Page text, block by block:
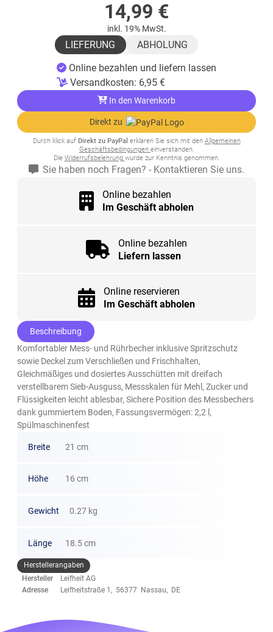
14,99 €
inkl. 19% MwSt.
LIEFERUNG ABHOLUNG
Online bezahlen und liefern lassen
Versandkosten: 6,95 €
In den Warenkorb
Direkt zu
Durch klick auf Direkt zu PayPal erklären Sie sich mit den Allgemeinen
Geschäftsbedingungen einverstanden.
Die Widerrufsbelehrung wurde zur Kenntnis genommen.
Sie haben noch Fragen? - Kontaktieren Sie uns.
Online bezahlen
Im Geschäft abholen
Online bezahlen
Liefern lassen
Online reservieren
Im Geschäft abholen
Beschreibung
Komfortabler Mess- und Rührbecher inklusive Spritzschutz
sowie Deckel zum Verschließen und Frischhalten,
Gleichmäßiges und dosiertes Ausschütten mit dreifach
verstellbarem Sieb-Ausguss, Messskalen für Mehl, Zucker und
Flüssigkeiten leicht ablesbar, Sichere Position des Messbechers
dank gummiertem Boden, Fassungsvermögen: 2,2 l,
Spülmaschinenfest
Breite 21 cm
Höhe 16 cm
Gewicht 0.27 kg
Länge 18.5 cm
Herstellerangaben
Hersteller
Leifheit AG
Adresse
Leifheitstraße 1, 56377 Nassau, DE